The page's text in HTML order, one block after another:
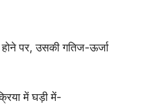
होने पर, उसकी गतिज-ऊर्जा
में घड़ी में-